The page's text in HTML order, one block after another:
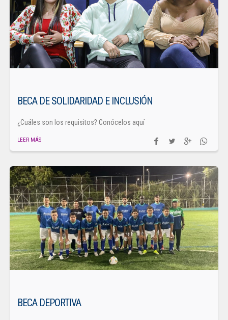
BECA DE SOLIDARIDAD E INCLUSIÓN
¿Cuáles son los requisitos? Conócelos aquí
LEER MÁS
BECA DEPORTIVA